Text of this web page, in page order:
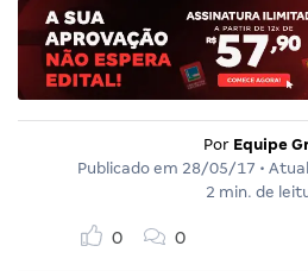
Por Equipe
Publicado em 28/05/17 •
2 min. de
0 0